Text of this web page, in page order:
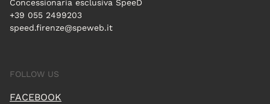
Concessionaria esclusiva SpeeD
+39 055 2499203
speed.firenze@speweb.it
FOLLOW US
FACEBOOK